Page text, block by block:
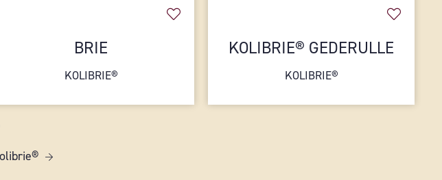
BRIE
KOLIBRIE®
KOLIBRIE® GEDERULLE
KOLIBRIE®